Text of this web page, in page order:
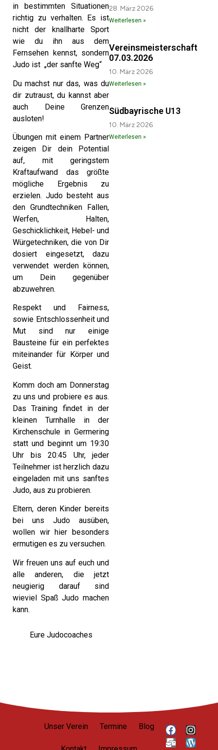
in bestimmten Situationen
richtig zu verhalten. Es ist
nicht der knallharte Sport
wie du ihn aus dem
Fernsehen kennst, sondern
Judo ist „der sanfte Weg“
Du machst nur das, was du
dir zutraust, du kannst aber
auch Deine Grenzen
ausloten!
Übungen mit einem Partner
zeigen Dir dein Potential
auf, mit geringstem
Kraftaufwand das größte
mögliche Ergebnis zu
erzielen. Judo besteht aus
den Grundtechniken Fallen,
Werfen, Halten,
Geschicklichkeit, Hebel- und
Würgetechniken, die von Dir
dosiert eingesetzt, dazu
verwendet werden können,
um Dein gegenüber
abzuwehren.
Respekt und Fairness,
sowie Entschlossenheit und
Mut sind nur einige
Bausteine für ein perfektes
miteinander für Körper und
Geist.
Komm doch am Donnerstag
zu uns und probiere es aus.
Das Training findet in der
kleinen Turnhalle in der
Kirchenschule in Germering
statt und beginnt um 19:30
Uhr bis 20:45 Uhr, jeder
Teilnehmer ist herzlich dazu
eingeladen mit uns sanftes
Judo, aus zu probieren.
Eltern, deren Kinder bereits
bei uns Judo ausüben,
wollen wir hier besonders
ermutigen es zu versuchen.
Wir freuen uns auf euch und
alle anderen, die jetzt
neugierig darauf sind
wieviel Spaß Judo machen
kann.
Eure Judocoaches
28. März 2026
Weiterlesen »
Vereinsmeisterschaft
07.03.2026
10. März 2026
Weiterlesen »
Südbayrische U13
10. März 2026
Weiterlesen »
Unser Verein Termine Blog